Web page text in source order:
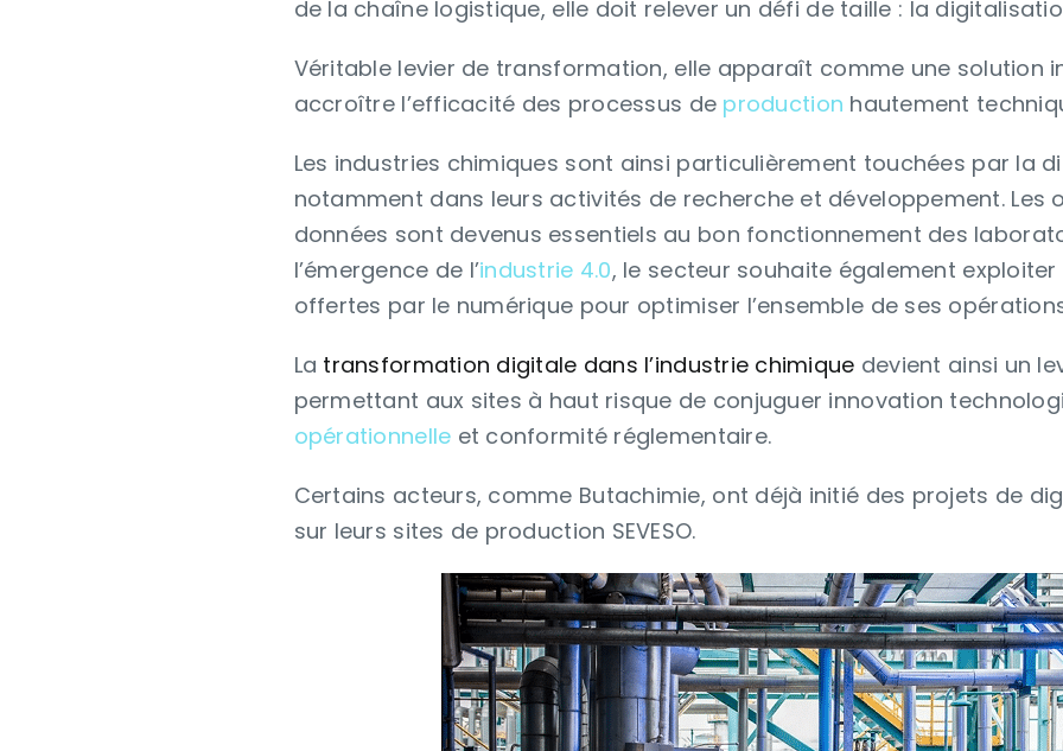
Solutions IA Picomto
de la chaîne logistique, elle doit relever un défi de taille : la
Véritable levier de transformation, elle apparaît comme une solution
accroître l’efficacité des processus de production hautement
Les industries chimiques sont ainsi particulièrement touchées par la
notamment dans leurs activités de recherche et développement. Les
données sont devenus essentiels au bon fonctionnement des
l’émergence de l’industrie 4.0, le secteur souhaite également
offertes par le numérique pour optimiser l’ensemble de ses
La transformation digitale dans l’industrie chimique devient ainsi un
permettant aux sites à haut risque de conjuguer innovation
opérationnelle et conformité réglementaire.
Certains acteurs, comme Butachimie, ont déjà initié des projets de
sur leurs sites de production SEVESO.